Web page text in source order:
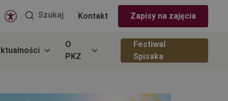
Szukaj
Wyszukaj
Kontakt Zapisy na zajęcia
O
PKZ
Festiwal
Spisaka